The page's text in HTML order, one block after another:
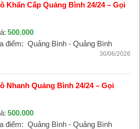
Khẩn Cấp Quảng Bình 24/24 – Gọi
500.000
điểm: Quảng Bình - Quảng Bình
30/06/2026
Nhanh Quảng Bình 24/24 – Gọi
500.000
điểm: Quảng Bình - Quảng Bình